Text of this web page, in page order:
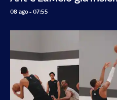
08 ago - 07:55